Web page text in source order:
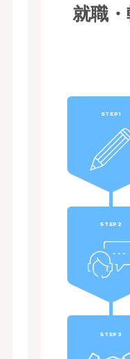
就職
STEP1
STEP2
STEP3